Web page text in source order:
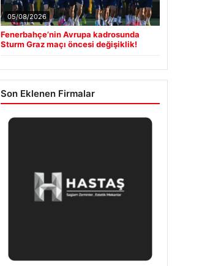
05/08/2026
Fenerbahçe’nin Avrupa kadrosunda
Sturm Graz maçı öncesi değişiklik!
Son Eklenen Firmalar